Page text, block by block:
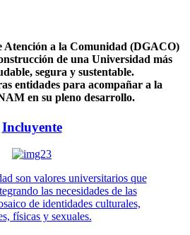
Atención a la Comunidad (DGACO)
de una Universidad más
segura y sustentable.
entidades para acompañar a la
en su pleno desarrollo.
Incluyente
son valores universitarios que
las necesidades de las
de identidades culturales,
físicas y sexuales.